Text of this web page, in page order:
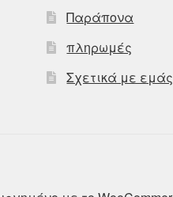
Παράπονα
πληρωμές
Σχετικά με εμάς